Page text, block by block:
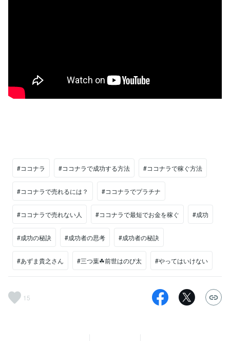
#ココナラ #ココナラで成功する方法 #ココナラで稼ぐ方法
#ココナラで売れるには？ #ココナラでプラチナ
#ココナラで売れない人 #ココナラで最短でお金を稼ぐ #成功
#成功の秘訣 #成功者の思考 #成功者の秘訣
#あずま貴之さん #三つ葉☘前世はのび太 #やってはいけない
15